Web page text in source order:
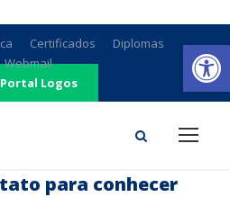
Certificados
Diplomas
Webmail
Portal Logos
para conhecer